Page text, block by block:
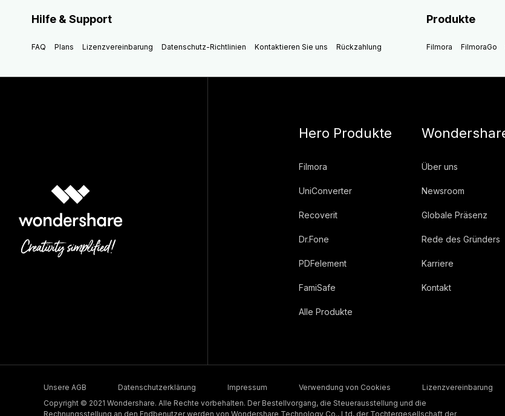
Hilfe & Support
FAQ Plans Lizenzvereinbarung Datenschutz-Richtlinien Kontaktieren Sie uns Rückzahlung
Produkte
Filmora FilmoraGo
Hero Produkte
Filmora
UniConverter
Recoverit
Dr.Fone
PDFelement
FamiSafe
Alle Produkte
Über uns
Newsroom
Globale Präsenz
Rede des Gründers
Karriere
Kontakt
Unsere AGB Datenschutzerklärung Impressum Verwendung von Cookies Lizenzvereinbarung
Copyright © 2021 Wondershare. Alle Rechte vorbehalten. Der Bestellvorgang, die Steuerausstellung und die
Rechnungsstellung an den Endbenutzer werden von Wondershare Technology Co., Ltd, der Tochtergesellschaft der